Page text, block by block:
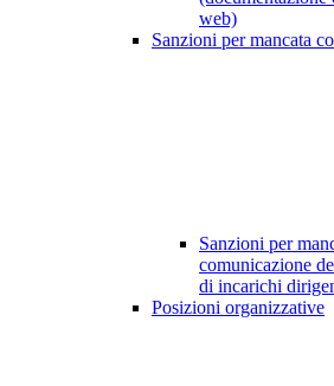
web)
Sanzioni per mancata
Sanzioni per
comunicazione
di incarichi
Posizioni organizzative